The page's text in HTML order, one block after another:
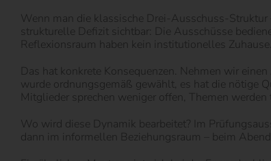
Wenn man die klassische Drei-Ausschuss-Struktur
strukturelle Defizit sichtbar: Die Ausschüsse
Reflexionsraum haben kein institutionelles Zuhause.
Das hat konkrete Konsequenzen. Nehmen wir
wurde ordnungsgemäß gewählt, es hat die nötige
Mitglieder sprechen weniger offen, Themen
Wo wird diese Dynamik bearbeitet? Im
dann im informellen Beziehungsraum – beim